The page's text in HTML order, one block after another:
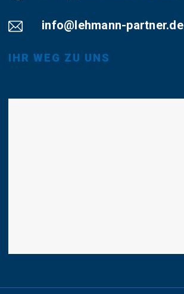
info@lehmann-partner.de
IHR WEG ZU UNS